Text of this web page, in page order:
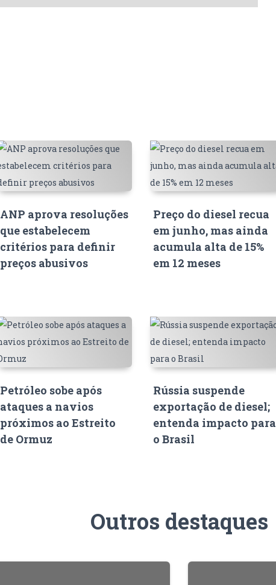
ANP aprova resoluções
que estabelecem
critérios para definir
preços abusivos
Preço do diesel recua
em junho, mas ainda
acumula alta de 15%
em 12 meses
Petróleo sobe após
ataques a navios
próximos ao Estreito
de Ormuz
Rússia suspende
exportação de diesel;
entenda impacto para
o Brasil
Outros destaques